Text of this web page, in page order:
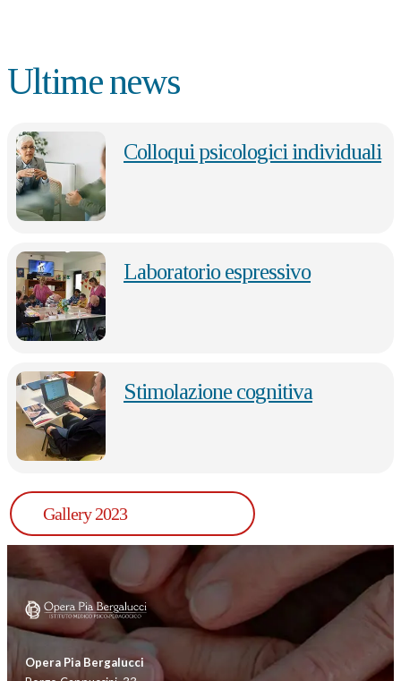
Ultime news
Colloqui psicologici individuali
Laboratorio espressivo
Stimolazione cognitiva
Gallery 2023
Opera Pia Bergalucci